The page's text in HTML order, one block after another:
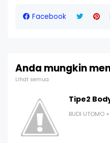
Facebook
Anda mungkin
Lihat semua
Tipe2
BUDI UTOMO